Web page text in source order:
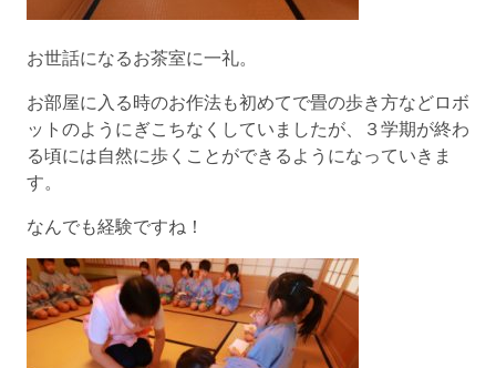
お世話になるお茶室に一礼。
お部屋に入る時のお作法も初めてで畳の歩き方などロボ
ットのようにぎこちなくしていましたが、３学期が終わ
る頃には自然に歩くことができるようになっていきま
す。
なんでも経験ですね！